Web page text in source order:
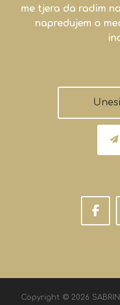
me tjera da radim
napredujem o
Copyright © 2026